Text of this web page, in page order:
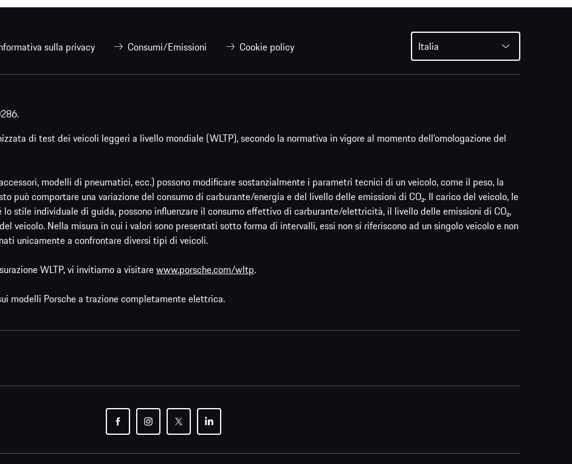
sulla privacy Consumi/Emissioni Cookie policy Italia
di test dei veicoli leggeri a livello mondiale (WLTP), secondo la normativa in vigore al momento dell’omologazione del
modelli di pneumatici, ecc.) possono modificare sostanzialmente i parametri tecnici di un veicolo, come il peso, la
può comportare una variazione del consumo di carburante/energia e del livello delle emissioni di CO₂. Il carico del veicolo, le
stile individuale di guida, possono influenzare il consumo effettivo di carburante/elettricità, il livello delle emissioni di CO₂,
veicolo. Nella misura in cui i valori sono presentati sotto forma di intervalli, essi non si riferiscono ad un singolo veicolo e non
unicamente a confrontare diversi tipi di veicoli.
WLTP, vi invitiamo a visitarewww.porsche.com/wltp.
modelli Porsche a trazione completamente elettrica.